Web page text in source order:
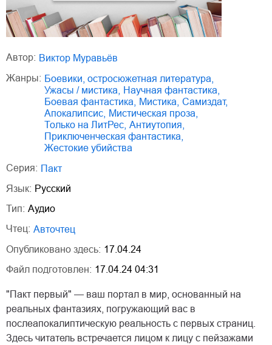
Автор:
Виктор Муравьёв
Жанры:
боевики, остросюжетная литература
ужасы / мистика
научная фантастика
боевая фантастика
мистика Самиздат,
апокалипсис
мистическая проза
только на ЛитРес
антиутопия
приключенческая фантастика
жестокие убийства
Серия:
Пакт
Язык: Русский
Тип: Аудио
Чтец:
Авточтец
Опубликовано здесь: 17.04.24
Файл подготовлен: 17.04.24 04:31
"Пакт первый" — ваш портал в мир, основанный на
реальных фантазиях, погружающий вас в
послеапокалиптическую реальность с первых страниц.
Здесь читатель встречается лицом к лицу с пейзажами